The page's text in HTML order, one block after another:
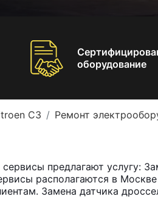
оборудование
C3 Ремонт
предлагают услугу:
располагаются в
Замена датчика